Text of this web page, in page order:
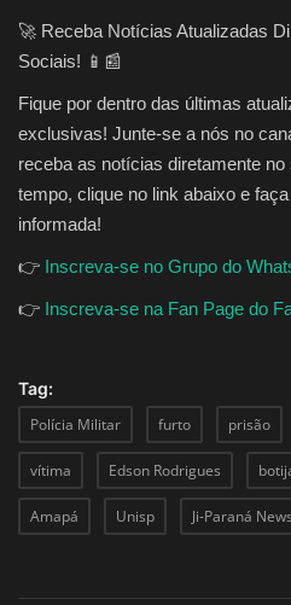
🚀 Receba Notícias Atualizadas
Sociais! 📱📰
Fique por dentro das últimas
exclusivas! Junte-se a nós no
receba as notícias diretamente
tempo, clique no link abaixo e
informada!
👉 Inscreva-se no Grupo do
👉 Inscreva-se na Fan Page do
Tag:
Polícia Militar
furto prisão
vítima Edson Rodrigues
Amapá Unisp Ji-Paraná News